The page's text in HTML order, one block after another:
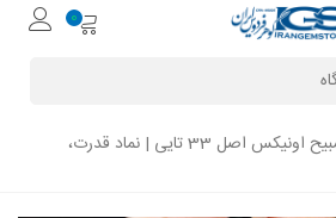
0
خرید تسبیح اونیکس اصل 33 تایی | نماد قدرت،